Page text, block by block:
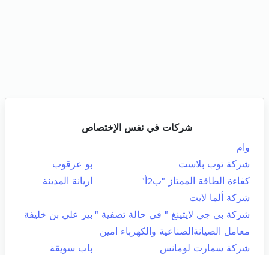
شركات في نفس الإختصاص
وام
شركة توب بلاست
بو عرقوب
كفاءة الطاقة الممتاز "ب2أ"
اريانة المدينة
شركة ألما لايت
شركة بي جي لايتينغ " في حالة تصفية " بير علي بن خليفة
معامل الصيانةالصناعية والكهرباء امين
شركة سمارت لومانس
باب سويقة